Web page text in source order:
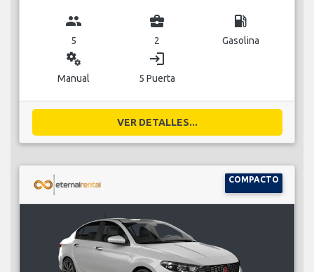
group
5
business_center
2
local_gas_station
Gasolina
miscellaneous_services
Manual
login
5 Puerta
VER DETALLES...
COMPACTO